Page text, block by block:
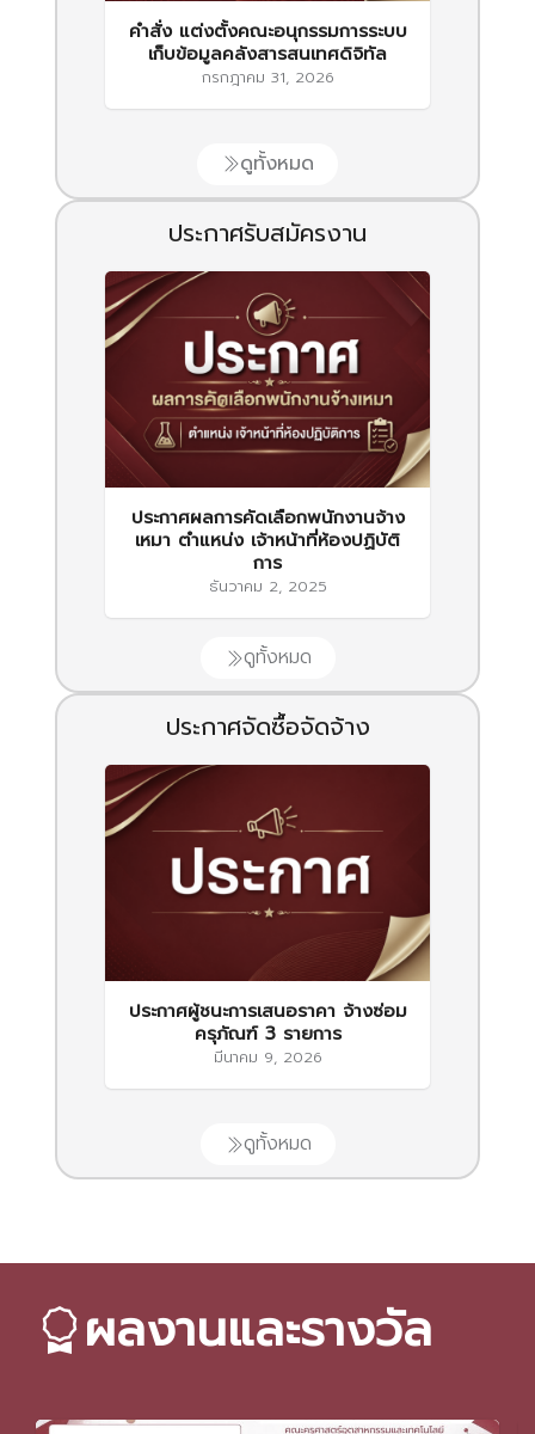
คำสั่ง แต่งตั้งคณะอนุกรรมการระบบ
เก็บข้อมูลคลังสารสนเทศดิจิทัล
กรกฎาคม 31, 2026
ดูทั้งหมด
ประกาศรับสมัครงาน
ประกาศผลการคัดเลือกพนักงานจ้าง
เหมา ตำแหน่ง เจ้าหน้าที่ห้องปฏิบัติ
การ
ธันวาคม 2, 2025
ดูทั้งหมด
ประกาศจัดซื้อจัดจ้าง
ประกาศผู้ชนะการเสนอราคา จ้างซ่อม
ครุภัณฑ์ 3 รายการ
มีนาคม 9, 2026
ดูทั้งหมด
ผลงานและรางวัล